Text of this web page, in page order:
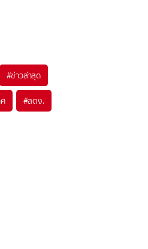
#ข่าวล่าสุด
#สตง.